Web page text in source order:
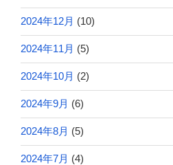
2024年12月 (10)
2024年11月 (5)
2024年10月 (2)
2024年9月 (6)
2024年8月 (5)
2024年7月 (4)